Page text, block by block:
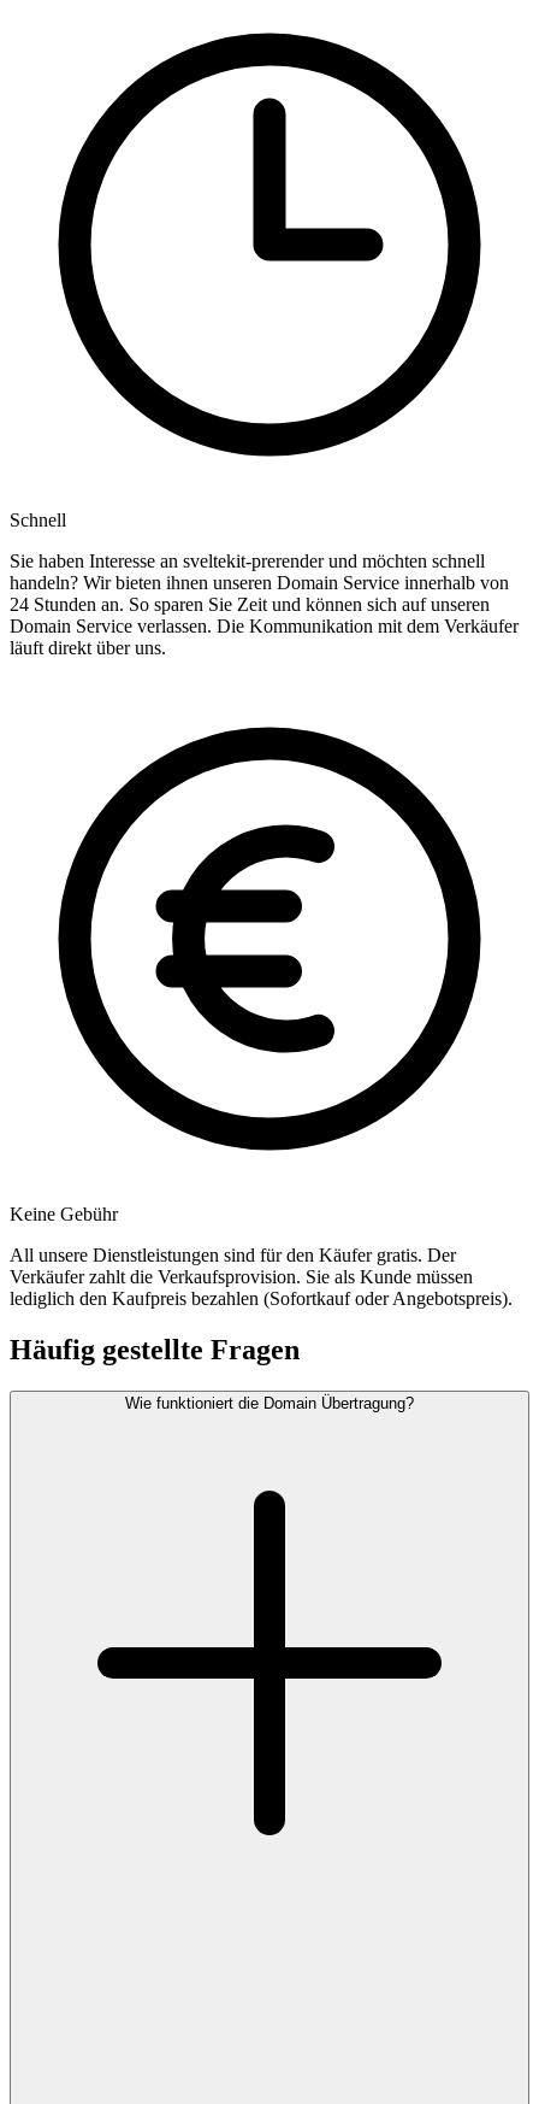
Schnell
Sie haben Interesse an sveltekit-prerender und möchten schnell
handeln? Wir bieten ihnen unseren Domain Service innerhalb von
24 Stunden an. So sparen Sie Zeit und können sich auf unseren
Domain Service verlassen. Die Kommunikation mit dem Verkäufer
läuft direkt über uns.
Keine Gebühr
All unsere Dienstleistungen sind für den Käufer gratis. Der
Verkäufer zahlt die Verkaufsprovision. Sie als Kunde müssen
lediglich den Kaufpreis bezahlen (Sofortkauf oder Angebotspreis).
Häufig gestellte Fragen
Wie funktioniert die Domain Übertragung?